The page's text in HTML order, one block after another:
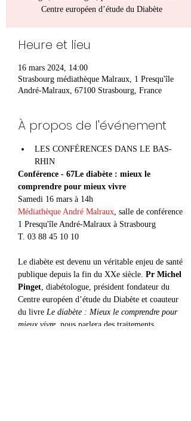
Centre européen d’étude du Diabète
Heure et lieu
16 mars 2024, 14:00
Strasbourg médiathèque Malraux, 1 Presqu'île
André-Malraux, 67100 Strasbourg, France
À propos de l'événement
LES CONFÉRENCES DANS LE BAS-
RHIN
Conférence - 67Le diabète : mieux le
comprendre pour mieux vivre
Médiathèque André Malraux , salle de conférence
1 Presqu'île André-Malraux à Strasbourg
T. 03 88 45 10 10
Le diabète est devenu un véritable enjeu de santé
publique depuis la fin du XXe siècle. Pr Michel
Pinget , diabétologue, président fondateur du
Centre européen d’étude du Diabète et coauteur
du livre Le diabète : Mieux le comprendre pour
mieux vivre , nous parlera des traitements